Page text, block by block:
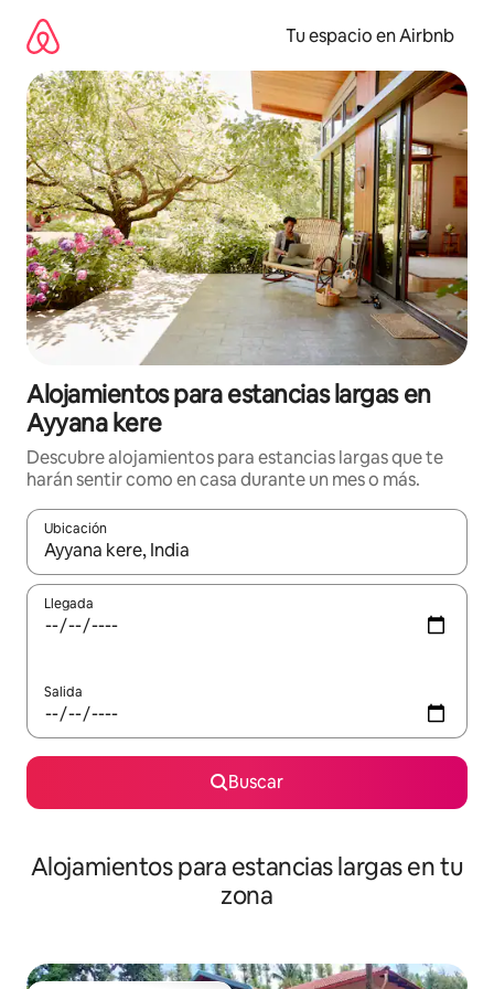
contenido
Tu espacio en Airbnb
Alojamientos para estancias largas en
Ayyana kere
Descubre alojamientos para estancias largas que te
harán sentir como en casa durante un mes o más.
Ubicación
Cuando los resultados estén disponibles, podrás navegar
Llegada
Salida
Buscar
Alojamientos para estancias largas en tu
zona